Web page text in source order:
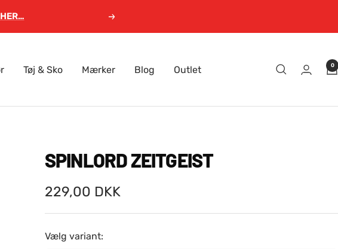
Næste
Tøj & Sko Mærker Blog Outlet 0
SPINLORD ZEITGEIST
Salgspris
229,00 DKK
Vælg variant: